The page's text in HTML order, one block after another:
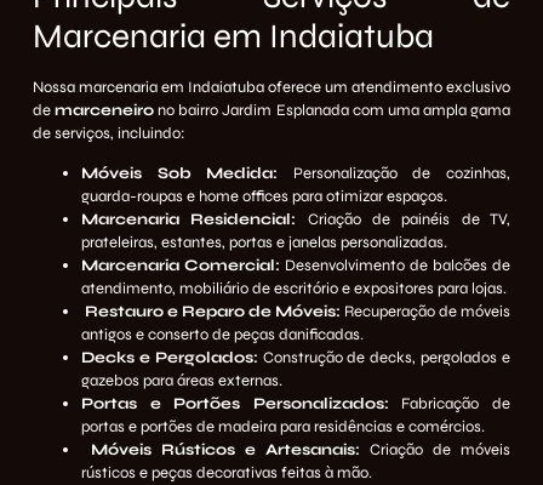
Marcenaria em Indaiatuba
Nossamarcenaria em Indaiatubaoferece um atendimento exclusivo
demarceneirono bairro Jardim Esplanada com uma ampla gama
de serviços, incluindo:
Móveis Sob Medida: Personalização de cozinhas,
guarda-roupas e home offices para otimizar espaços.
Marcenaria Residencial: Criação de painéis deTV,
prateleiras, estantes, portas e janelas personalizadas.
Marcenaria Comercial: Desenvolvimento de balcões de
atendimento, mobiliário de escritório e expositores para lojas.
Restauro e Reparo de Móveis: Recuperação de móveis
antigos e conserto de peças danificadas.
Decks e Pergolados: Construção de decks, pergolados e
gazebos para áreas externas.
Portas e Portões Personalizados: Fabricação de
portas e portões de madeira para residências e comércios.
Móveis Rústicos e Artesanais: Criação de móveis
rústicos e peças decorativas feitas à mão.